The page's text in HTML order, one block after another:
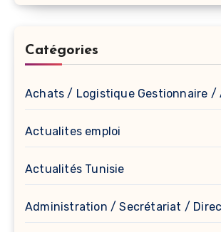
Catégories
Achats / Logistique Gestionnaire /
Actualites emploi
Actualités Tunisie
Administration / Secrétariat /